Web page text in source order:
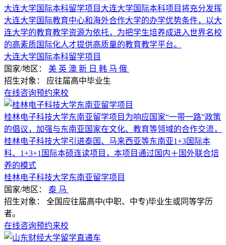
大连大学国际本科留学项目大连大学国际本科项目将充分发挥
大连大学国际教育中心和海外合作大学的办学优势条件，以大
连大学的教育教学资源为依托，为把学生培养成进入世界名校
的高素质国际化人才提供高质量的教育教学平台。
大连大学国际本科留学项目
国家/地区： 美 英 澳 新 日 韩 马 俄
招生对象： 应往届高中毕业生
在线咨询预约来校
桂林电子科技大学东南亚留学项目为响应国家“一带一路”政策
的倡议，加强与东南亚国家在文化、教育等领域的合作交流，
桂林电子科技大学引进泰国、马来西亚等东南亚1+3国际本
科、1+3+1国际本硕连读项目，本项目通过国内＋国外联合培
养的模式
桂林电子科技大学东南亚留学项目
国家/地区： 泰 马
招生对象： 全国应往届高中(中职、中专)毕业生或同等学历
者。
在线咨询预约来校